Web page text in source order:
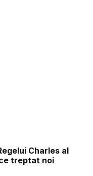
Charles al
treptat noi